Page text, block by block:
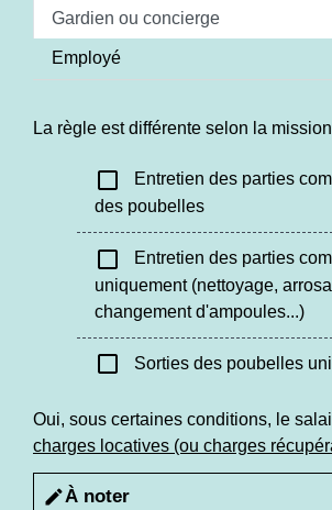
Gardien ou concierge
Employé
La règle est différente selon la
check_box_outline_blank
Entretien des parties
des poubelles
check_box_outline_blank
Entretien des parties
uniquement (nettoyage,
changement d'ampoules...)
check_box_outline_blank Sorties des poubelles
Oui, sous certaines conditions, le
charges locatives (ou charges
editÀ noter